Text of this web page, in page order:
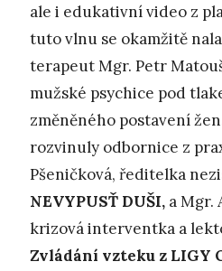
ale i edukativní video z
tuto vlnu se okamžitě
terapeut Mgr. Petr
mužské psychice pod
změněného postavení
rozvinuly odbornice z
Pšeničková, ředitelka
NEVYPUSŤ DUŠI, a Mgr.
krizová interventka a
Zvládání vzteku z LIGY